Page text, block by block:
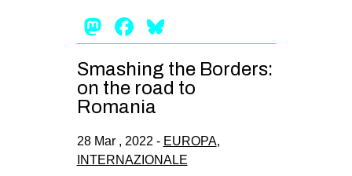
Mastodon
Facebook
Smashing the Borders:
on the road to
Romania
28 Mar , 2022 - EUROPA,
INTERNAZIONALE